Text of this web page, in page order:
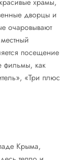
храмы,
дворцы и
очаровывают
посещение
фильмы, как
«Три плюс
Крыма,